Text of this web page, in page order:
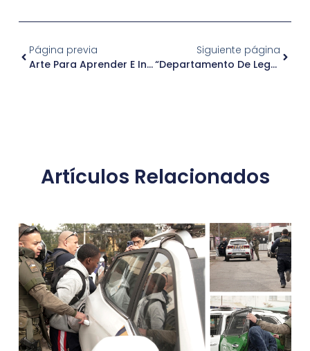
Página previa
Arte Para Aprender E Integrar: Mural Salud Trans Para Chile
Siguiente página
“Departamento De Legalizaciones”
Artículos Relacionados